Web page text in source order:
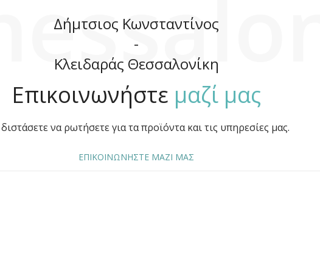
Δήμτσιος Κωνσταντίνος
-
Κλειδαράς Θεσσαλονίκη
Επικοινωνήστε μαζί μας
να ρωτήσετε για τα προϊόντα και τις υπηρεσίες μας.
ΕΠΙΚΟΙΝΩΝΗΣΤΕ ΜΑΖΙ ΜΑΣ